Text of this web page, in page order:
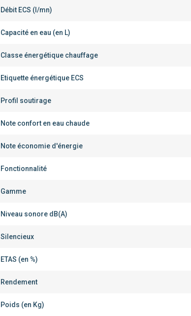
Débit ECS (l/mn)
Capacité en eau (en L)
Classe énergétique chauffage
Etiquette énergétique ECS
Profil soutirage
Note confort en eau chaude
Note économie d'énergie
Fonctionnalité
Gamme
Niveau sonore dB(A)
Silencieux
ETAS (en %)
Rendement
Poids (en Kg)